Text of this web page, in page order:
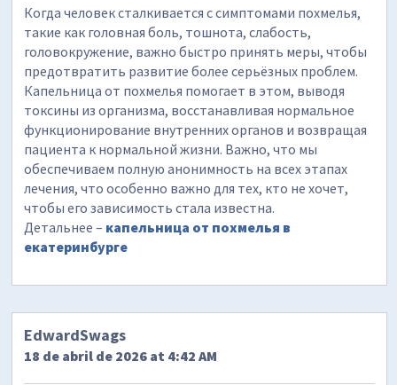
Когда человек сталкивается с симптомами похмелья,
такие как головная боль, тошнота, слабость,
головокружение, важно быстро принять меры, чтобы
предотвратить развитие более серьёзных проблем.
Капельница от похмелья помогает в этом, выводя
токсины из организма, восстанавливая нормальное
функционирование внутренних органов и возвращая
пациента к нормальной жизни. Важно, что мы
обеспечиваем полную анонимность на всех этапах
лечения, что особенно важно для тех, кто не хочет,
чтобы его зависимость стала известна.
Детальнее – капельница от похмелья в
екатеринбурге
EdwardSwags
18 de abril de 2026 at 4:42 AM